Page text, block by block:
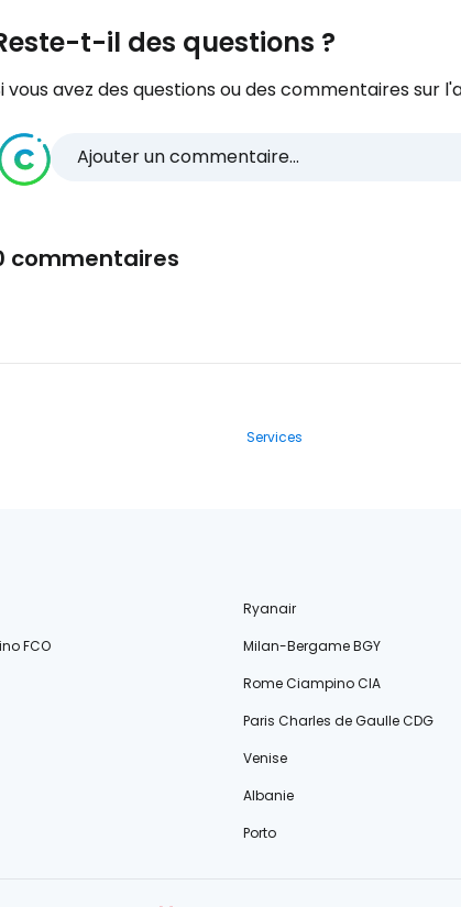
t-il des questions ?
vous avez des questions ou des commentaires sur
Ajouter un commentaire...
commentaires
Services
Ryanair
FCO
Milan-Bergame BGY
Rome Ciampino CIA
Paris Charles de Gaulle CDG
Venise
Albanie
Porto